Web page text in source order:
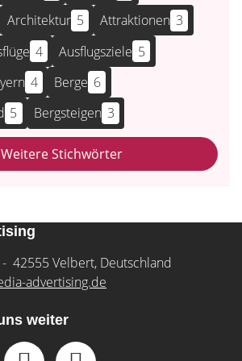
Architektur 5 Attraktionen 3
4 Ausflugsziele 5
4 Berge 6
5 Bergsteigen 3
Weitere Stichwörter
42555 Velbert, Deutschland
advertising.de
weiter